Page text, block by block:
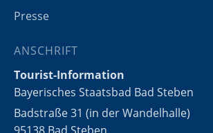
Presse
ANSCHRIFT
Tourist-Information
Bayerisches Staatsbad Bad Steben
Badstraße 31 (in der Wandelhalle)